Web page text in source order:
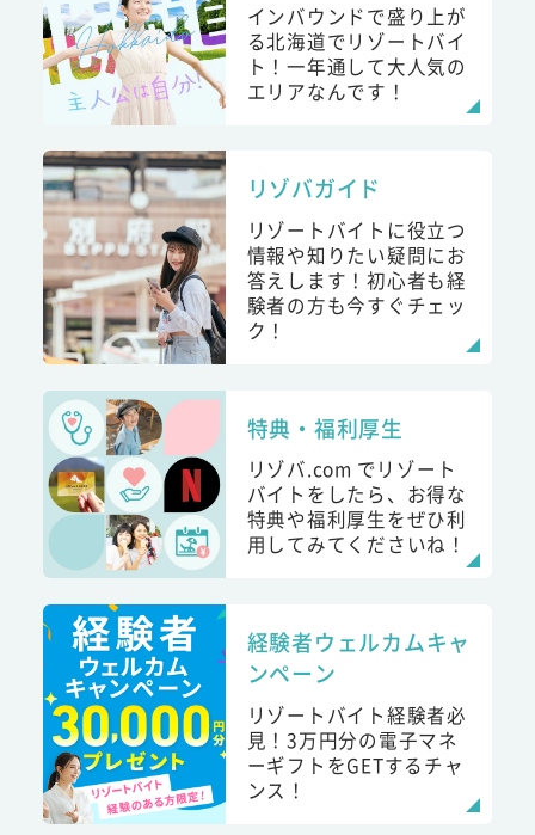
インバウンドで盛り上が
る北海道でリゾートバイ
ト！一年通して大人気の
エリアなんです！
リゾバガイド
リゾートバイトに役立つ
情報や知りたい疑問にお
答えします！初心者も経
験者の方も今すぐチェッ
ク！
特典・福利厚生
リゾバ.com でリゾート
バイトをしたら、お得な
特典や福利厚生をぜひ利
用してみてくださいね！
経験者ウェルカムキャ
ンペーン
リゾートバイト経験者必
見！3万円分の電子マネ
ーギフトをGETするチャ
ンス！